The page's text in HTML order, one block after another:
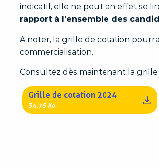
indicatif, elle ne peut en effet se
rapport à l’ensemble des
A noter, la grille de cotation
commercialisation.
Consultez dès maintenant la
Grille de cotation 2024
34.75 Ko